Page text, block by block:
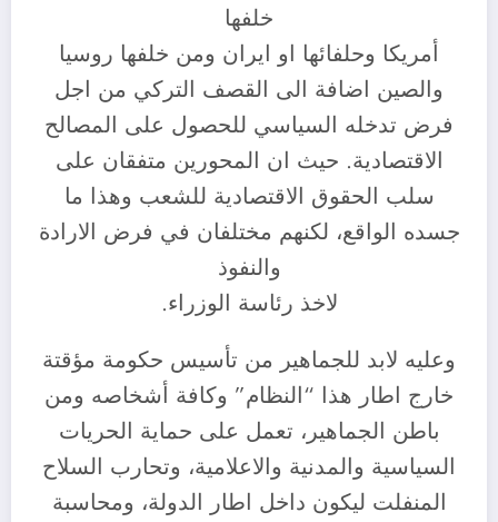
خلفها
أمريكا وحلفائها او ايران ومن خلفها روسيا
والصين اضافة الى القصف التركي من اجل
فرض تدخله السياسي للحصول على المصالح
الاقتصادية. حيث ان المحورين متفقان على
سلب الحقوق الاقتصادية للشعب وهذا ما
جسده الواقع، لكنهم مختلفان في فرض الارادة
والنفوذ
لاخذ رئاسة الوزراء.
وعليه لابد للجماهير من تأسيس حكومة مؤقتة
خارج اطار هذا “النظام” وكافة أشخاصه ومن
باطن الجماهير، تعمل على حماية الحريات
السياسية والمدنية والاعلامية، وتحارب السلاح
المنفلت ليكون داخل اطار الدولة، ومحاسبة